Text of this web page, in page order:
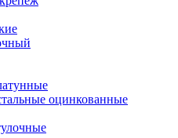
оцинкованные